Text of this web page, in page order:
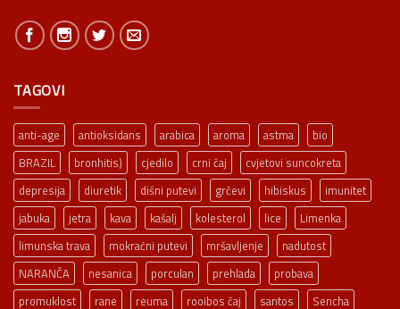
TAGOVI
anti-age antioksidans arabica aroma astma
bio
BRAZIL
bronhitis) cjedilo crni čaj
cvjetovi suncokreta
depresija
diuretik dišni putevi grčevi hibiskus
imunitet
jabuka
jetra kava kašalj kolesterol lice
Limenka
limunska trava
mokraćni putevi mršavljenje
nadutost
NARANČA
nesanica porculan prehlada
probava
promuklost
rane reuma rooibos čaj santos
Sencha